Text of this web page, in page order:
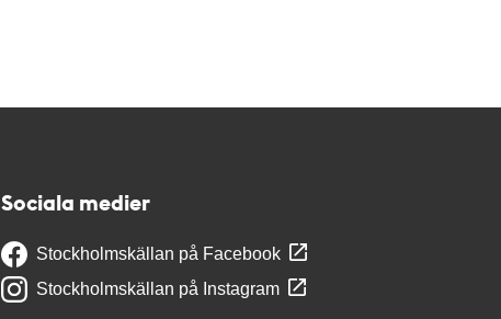
Sociala medier
Stockholmskällan på Facebook
Stockholmskällan på Instagram